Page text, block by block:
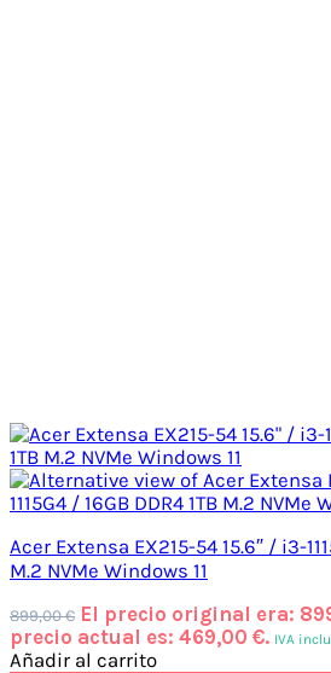
Acer Extensa EX215-54 15.6″ / i3-
M.2 NVMe Windows 11
899,00€ El precio original era:
precio actual es: 469,00 €. IVA
Añadir al carrito